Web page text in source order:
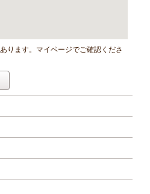
ります。マイページでご確認くださ